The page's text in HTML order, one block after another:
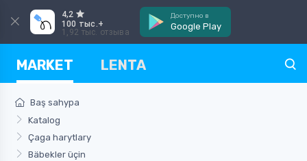
4,2
100 тыс.+
1,92 тыс. отзыва
Доступно в
Google Play
MARKET LENTA
Baş sahypa
Katalog
Çaga harytlary
Bäbekler üçin